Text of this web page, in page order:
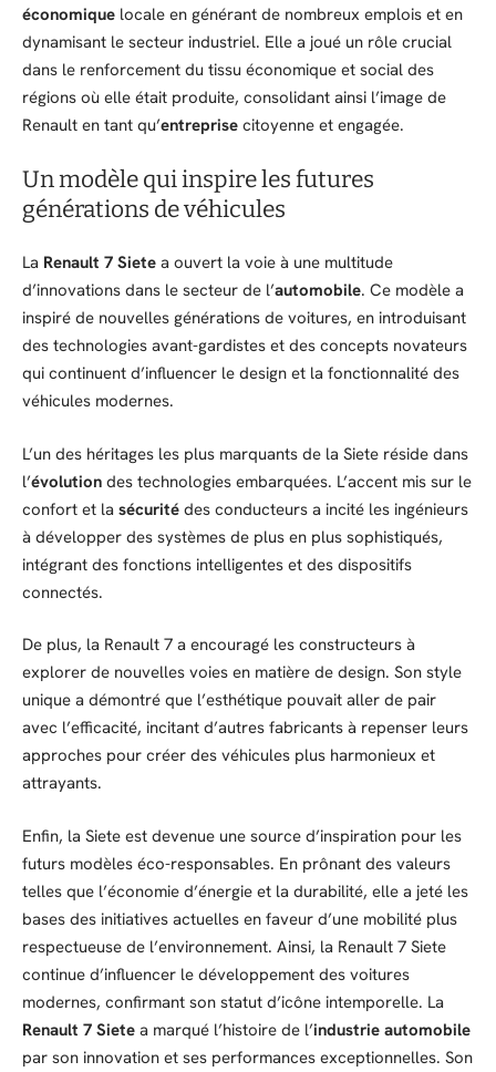
économique locale en générant de nombreux emplois et en
dynamisant le secteur industriel. Elle a joué un rôle crucial
dans le renforcement du tissu économique et social des
régions où elle était produite, consolidant ainsi l’image de
Renault en tant qu’entreprise citoyenne et engagée.
Un modèle qui inspire les futures
générations de véhicules
La Renault 7 Siete a ouvert la voie à une multitude
d’innovations dans le secteur de l’automobile. Ce modèle a
inspiré de nouvelles générations de voitures, en introduisant
des technologies avant-gardistes et des concepts novateurs
qui continuent d’influencer le design et la fonctionnalité des
véhicules modernes.
L’un des héritages les plus marquants de la Siete réside dans
l’évolution des technologies embarquées. L’accent mis sur le
confort et la sécurité des conducteurs a incité les ingénieurs
à développer des systèmes de plus en plus sophistiqués,
intégrant des fonctions intelligentes et des dispositifs
connectés.
De plus, la Renault 7 a encouragé les constructeurs à
explorer de nouvelles voies en matière de design. Son style
unique a démontré que l’esthétique pouvait aller de pair
avec l’efficacité, incitant d’autres fabricants à repenser leurs
approches pour créer des véhicules plus harmonieux et
attrayants.
Enfin, la Siete est devenue une source d’inspiration pour les
futurs modèles éco-responsables. En prônant des valeurs
telles que l’économie d’énergie et la durabilité, elle a jeté les
bases des initiatives actuelles en faveur d’une mobilité plus
respectueuse de l’environnement. Ainsi, la Renault 7 Siete
continue d’influencer le développement des voitures
modernes, confirmant son statut d’icône intemporelle. La
Renault 7 Siete a marqué l’histoire de l’industrie automobile
par son innovation et ses performances exceptionnelles. Son